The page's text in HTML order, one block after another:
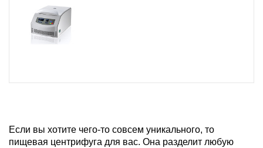
Если вы хотите чего-то совсем уникального, то
пищевая центрифуга для вас. Она разделит любую